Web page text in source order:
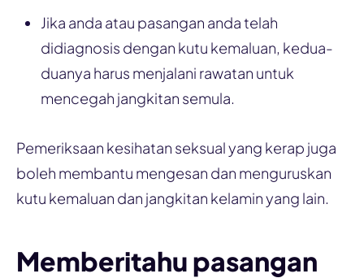
Jika anda atau pasangan anda telah
didiagnosis dengan kutu kemaluan, kedua-
duanya harus menjalani rawatan untuk
mencegah jangkitan semula.
Pemeriksaan kesihatan seksual yang kerap juga
boleh membantu mengesan dan menguruskan
kutu kemaluan dan jangkitan kelamin yang lain.
Memberitahu pasangan